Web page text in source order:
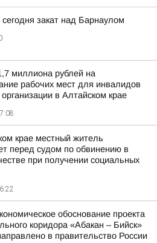
закат над Барнаулом
миллиона рублей на
рабочих мест для инвалидов
в Алтайском крае
крае местный житель
перед судом по обвинению в
при получении социальных
обоснование проекта
коридора «Абакан – Бийск»
в правительство России